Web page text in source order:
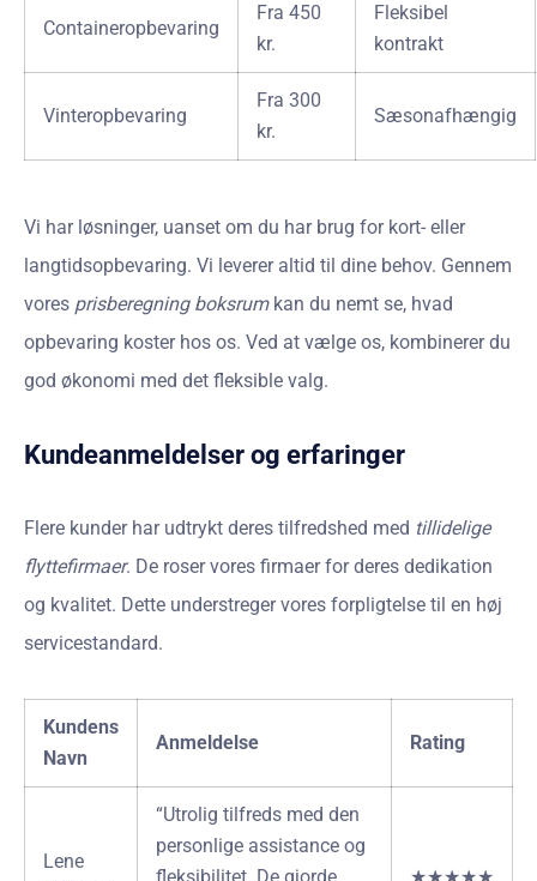
Containeropbevaring
Fra 450
kr.
Fleksibel
kontrakt
Vinteropbevaring
Fra 300
kr.
Sæsonafhængig
Vi har løsninger, uanset om du har brug for kort- eller
langtidsopbevaring. Vi leverer altid til dine behov. Gennem
vores prisberegning boksrumkan du nemt se, hvad
opbevaring koster hos os. Ved at vælge os, kombinerer du
god økonomi med det fleksible valg.
Kundeanmeldelser og erfaringer
Flere kunder har udtrykt deres tilfredshed med tillidelige
flyttefirmaer. De roser vores firmaer for deres dedikation
og kvalitet. Dette understreger vores forpligtelse til en høj
servicestandard.
Kundens
Navn
Anmeldelse Rating
Lene
“Utrolig tilfreds med den
personlige assistance og